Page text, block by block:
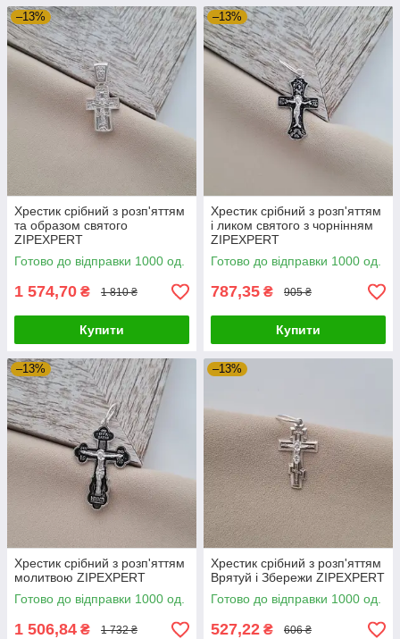
–13%
Хрестик срібний з розп'яттям
та образом святого
ZIPEXPERT
Готово до відправки 1000 од.
1 574,70 ₴ 1 810 ₴
Купити
–13%
Хрестик срібний з розп'яттям
і ликом святого з чорнінням
ZIPEXPERT
Готово до відправки 1000 од.
787,35 ₴ 905 ₴
Купити
–13%
Хрестик срібний з розп'яттям
молитвою ZIPEXPERT
Готово до відправки 1000 од.
1 506,84 ₴ 1 732 ₴
–13%
Хрестик срібний з розп'яттям
Врятуй і Збережи ZIPEXPERT
Готово до відправки 1000 од.
527,22 ₴ 606 ₴